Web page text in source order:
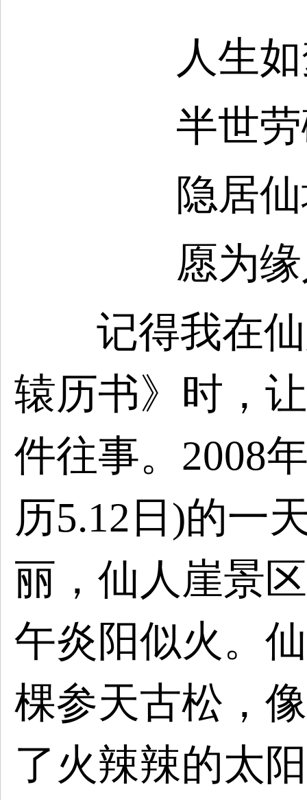
人生
半世
隐居
愿为
记得我在
辕历书》时，
件往事。 2008
历5.12日)的一
丽，仙人崖景
午炎阳似火。
棵参天古松，
了火辣辣的太